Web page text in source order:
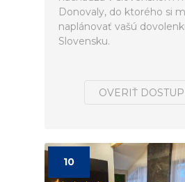
Donovaly, do ktorého si
naplánovať vašú
Slovensku.
OVERIŤ
10